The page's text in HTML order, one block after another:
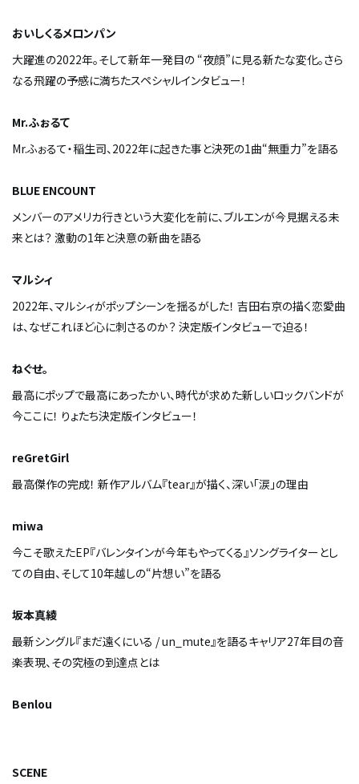
おいしくるメロンパン
大躍進の2022年。そして新年一発目の “夜顔”に見る新たな変化。さら
なる飛躍の予感に満ちたスペシャルインタビュー！
Mr.ふぉるて
Mr.ふぉるて・稲生司、2022年に起きた事と決死の1曲“無重力”を語る
BLUE ENCOUNT
メンバーのアメリカ行きという大変化を前に、ブルエンが今見据える未
来とは？ 激動の1年と決意の新曲を語る
マルシィ
2022年、マルシィがポップシーンを揺るがした！ 吉田右京の描く恋愛曲
は、なぜこれほど心に刺さるのか？ 決定版インタビューで迫る！
ねぐせ。
最高にポップで最高にあったかい、時代が求めた新しいロックバンドが
今ここに！ りょたち決定版インタビュー！
reGretGirl
最高傑作の完成！ 新作アルバム『tear』が描く、深い「涙」の理由
miwa
今こそ歌えたEP『バレンタインが今年もやってくる』――ソングライターとし
ての自由、そして10年越しの“片想い”を語る
坂本真綾
最新シングル『まだ遠くにいる / un_mute』を語る――キャリア27年目の音
楽表現、その究極の到達点とは
Benlou
SCENE